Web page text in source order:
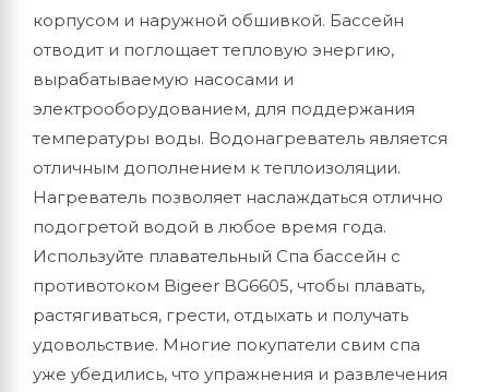
корпусом и наружной обшивкой. Бассейн
отводит и поглощает тепловую энергию,
вырабатываемую насосами и
электрооборудованием, для поддержания
температуры воды. Водонагреватель является
отличным дополнением к теплоизоляции.
Нагреватель позволяет наслаждаться отлично
подогретой водой в любое время года.
Используйте плавательный Спа бассейн с
противотоком Bigeer BG6605, чтобы плавать,
растягиваться, грести, отдыхать и получать
удовольствие. Многие покупатели свим спа
уже убедились, что упражнения и развлечения